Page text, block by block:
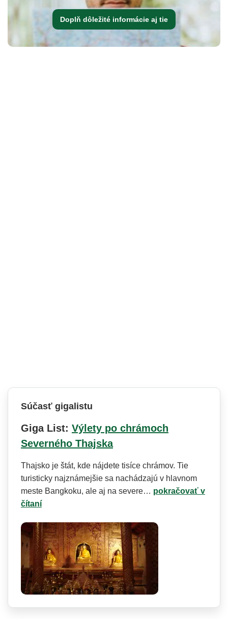
Doplň dôležité informácie aj tie
Súčasť gigalistu
Giga List: Výlety po chrámoch
Severného Thajska
Thajsko je štát, kde nájdete tisíce chrámov. Tie
turisticky najznámejšie sa nachádzajú v hlavnom
meste Bangkoku, ale aj na severe… pokračovať v
čítaní